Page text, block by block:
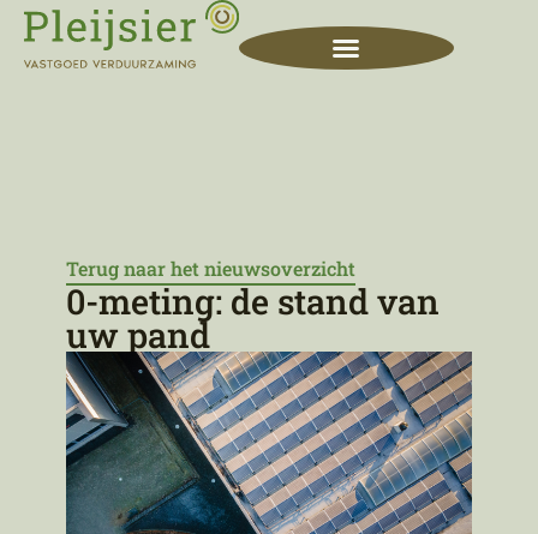
Terug naar het nieuwsoverzicht
0-meting: de stand van
uw pand